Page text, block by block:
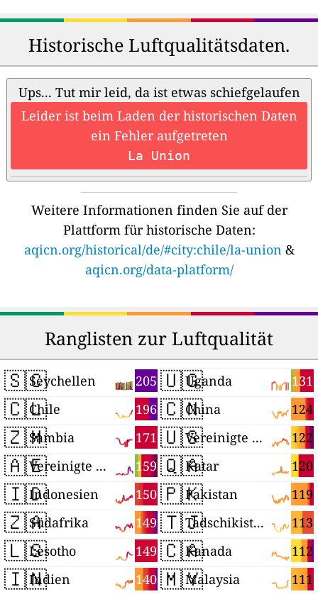
Historische Luftqualitätsdaten.
Ups... Tut mir leid, da ist etwas schiefgelaufen
Leider ist beim Laden der historischen Daten
ein Fehler aufgetreten
La Union
Weitere Informationen finden Sie auf der
Plattform für historische Daten:
aqicn.org/historical/de/#city:chile/la-union &
aqicn.org/data-platform/
Ranglisten zur Luftqualität
🇸🇨 205
Seychellen
🇨🇱 196
Chile
🇿🇲 171
Sambia
🇦🇪 159
Vereinigte Arabische Emirate
🇮🇩 150
Indonesien
🇿🇦 149
Südafrika
🇱🇸 149
Lesotho
🇮🇳 140
Indien
🇺🇬 131
Uganda
🇨🇳 124
China
🇺🇸 122
Vereinigte Staaten
🇶🇦 120
Katar
🇵🇰 119
Pakistan
🇹🇯 113
Tadschikistan
🇨🇦 112
Kanada
🇲🇾 111
Malaysia